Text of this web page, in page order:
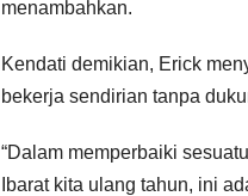
menambahkan.
Kendati demikian, Erick
bekerja sendirian tanpa
“Dalam memperbaiki
Ibarat kita ulang tahun, ini